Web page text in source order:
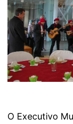
O Executivo